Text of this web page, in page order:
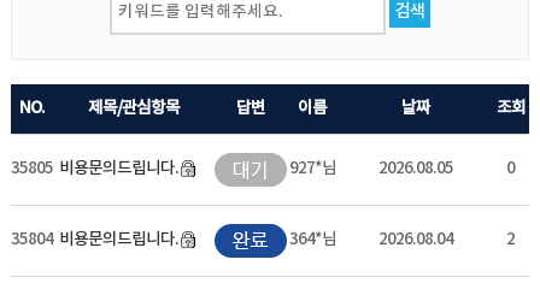
검색
NO. 제목/관심항목 답변 이름 날짜 조회
35805 비용문의드립니다. 927*님 2026.08.05 0
35804 비용문의드립니다. 364*님 2026.08.04 2